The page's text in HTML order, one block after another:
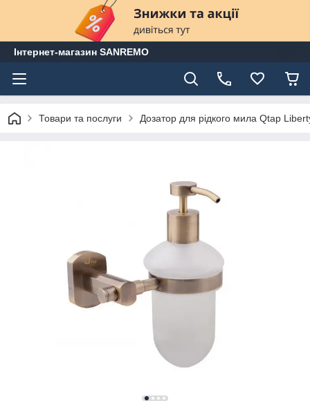
Інтернет-магазин SANREMO
Товари та послуги Дозатор для рідкого мила Qtap